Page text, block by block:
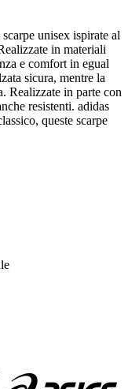
unisex ispirate al
in materiali
e comfort in egual
sicura, mentre la
Realizzate in parte con
resistenti. adidas
queste scarpe